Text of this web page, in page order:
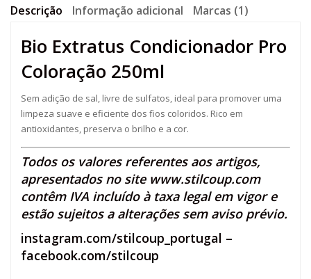
Descrição Informação adicional Marcas (1)
Bio Extratus Condicionador Pro
Coloração 250ml
Sem adição de sal, livre de sulfatos, ideal para promover uma
limpeza suave e eficiente dos fios coloridos. Rico em
antioxidantes, preserva o brilho e a cor.
Todos os valores referentes aos artigos,
apresentados no site www.stilcoup.com
contêm IVA incluído à taxa legal em vigor e
estão sujeitos a alterações sem aviso prévio.
instagram.com/stilcoup_portugal –
facebook.com/stilcoup